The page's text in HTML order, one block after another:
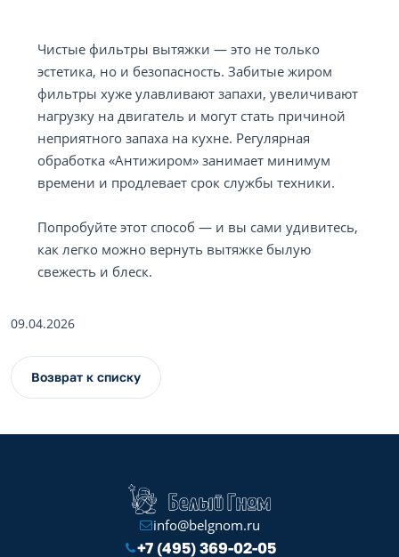
Чистые фильтры вытяжки — это не только
эстетика, но и безопасность. Забитые жиром
фильтры хуже улавливают запахи, увеличивают
нагрузку на двигатель и могут стать причиной
неприятного запаха на кухне. Регулярная
обработка «Антижиром» занимает минимум
времени и продлевает срок службы техники.
Попробуйте этот способ — и вы сами удивитесь,
как легко можно вернуть вытяжке былую
свежесть и блеск.
09.04.2026
Возврат к списку
info@belgnom.ru
+7 (495) 369-02-05